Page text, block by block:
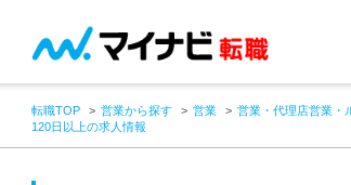
転職TOP 営業から探す 営業 営業・代理店営業・
120日以上の求人情報